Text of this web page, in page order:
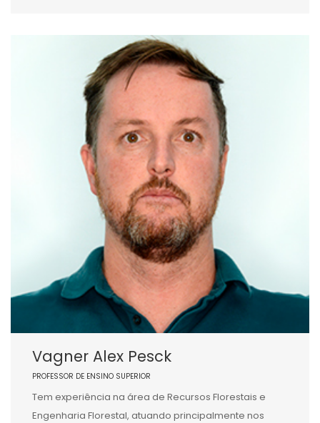
Vagner Alex Pesck
PROFESSOR DE ENSINO SUPERIOR
Tem experiência na área de Recursos Florestais e
Engenharia Florestal, atuando principalmente nos